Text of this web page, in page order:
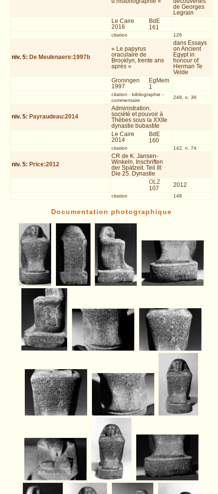
de Georges
Legrain
Le Caire
2016
BdE
161
citation 126
niv. 5: De Meulenaere:1997b
« Le papyrus
oraculaire de
Brooklyn, trente ans
après »
dans Essays
on Ancient
Egypt in
honour of
Herman Te
Velde
Groningen
1997
EgMem
1
citation - bibliographie -
commentaire
248, n. 36
niv. 5: Payraudeau:2014
Administration,
société et pouvoir à
Thèbes sous la XXIIe
dynastie bubastite
Le Caire
2014
BdE
160
citation 142, n. 74
niv. 5: Price:2012
CR de K. Jansen-
Winkeln, Inschriften
der Spätzeit. Teil III:
Die 25. Dynastie
OLZ
107
2012
citation 148
Documentation photographique